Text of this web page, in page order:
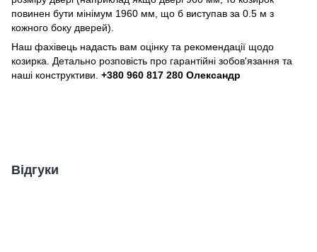
повинен бути мінімум 1960 мм, що б виступав за 0.5 м з
кожного боку дверей).
Наш фахівець надасть вам оцінку та рекомендації щодо
козирка. Детально розповість про гарантійні зобов'язання та
наші конструктиви. +380 960 817 280 Олександр
Відгуки